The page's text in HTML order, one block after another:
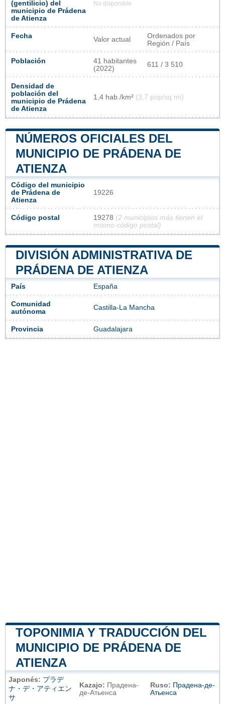
(gentilicio) del
municipio de Prádena
de Atienza
No disponible
Fecha Valor actual
Ordenados por
Región / País
Población
41 habitantes
(2022)
611 / 3 510
Densidad de
población del
municipio de Prádena
de Atienza
1,4 hab./km² (3,7 pop/sq mi)
NÚMEROS OFICIALES DEL
MUNICIPIO DE PRÁDENA DE
ATIENZA
Código del municipio
de Prádena de
Atienza
19226
Código postal 19278 (2 municipios más tienen el
mismo código postal)
DIVISIÓN ADMINISTRATIVA DE
PRÁDENA DE ATIENZA
País España
Comunidad
autónoma
Castilla-La Mancha
Provincia Guadalajara
TOPONIMIA Y TRADUCCIÓN DEL
MUNICIPIO DE PRÁDENA DE
ATIENZA
Japonés: プラデ
ナ・デ・アティエン
サ
Kazajo: Прадена-
де-Атьенса
Ruso: Прадена-де-
Атьенса